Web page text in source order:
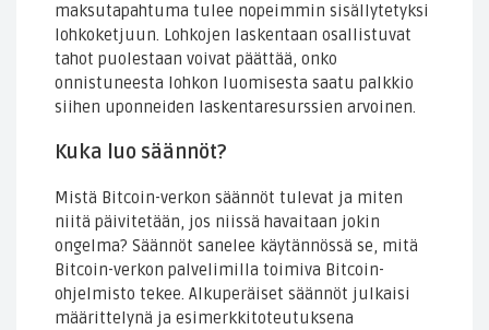
maksutapahtuma tulee nopeimmin sisällytetyksi
lohkoketjuun. Lohkojen laskentaan osallistuvat
tahot puolestaan voivat päättää, onko
onnistuneesta lohkon luomisesta saatu palkkio
siihen uponneiden laskentaresurssien arvoinen.
Kuka luo säännöt?
Mistä Bitcoin-verkon säännöt tulevat ja miten
niitä päivitetään, jos niissä havaitaan jokin
ongelma? Säännöt sanelee käytännössä se, mitä
Bitcoin-verkon palvelimilla toimiva Bitcoin-
ohjelmisto tekee. Alkuperäiset säännöt julkaisi
määrittelynä ja esimerkkitoteutuksena